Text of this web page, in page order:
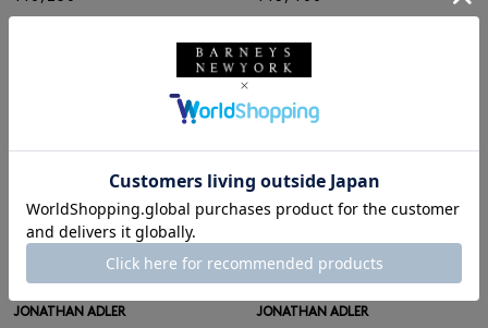
SOLDOUT
JONATHAN ADLER
SOLDOUT
JONATHAN ADLER